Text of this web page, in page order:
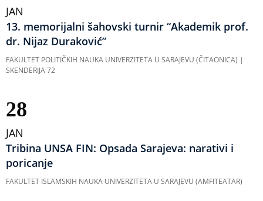
JAN
13. memorijalni šahovski turnir “Akademik prof.
dr. Nijaz Duraković”
FAKULTET POLITIČKIH NAUKA UNIVERZITETA U SARAJEVU (ČITAONICA) |
SKENDERIJA 72
28
JAN
Tribina UNSA FIN: Opsada Sarajeva: narativi i
poricanje
FAKULTET ISLAMSKIH NAUKA UNIVERZITETA U SARAJEVU (AMFITEATAR)